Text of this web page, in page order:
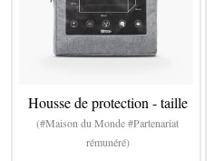
Housse de protection - taille
(#Maison du Monde #Partenariat
rémunéré)